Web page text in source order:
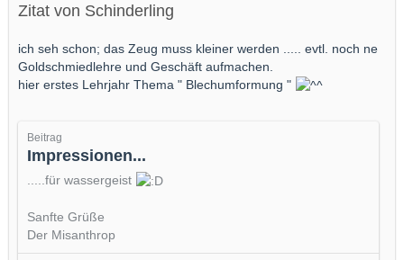
Zitat von Schinderling
ich seh schon; das Zeug muss kleiner werden ..... evtl. noch ne
Goldschmiedlehre und Geschäft aufmachen.
hier erstes Lehrjahr Thema " Blechumformung "
Beitrag
Impressionen...
.....für wassergeist
Sanfte Grüße
Der Misanthrop